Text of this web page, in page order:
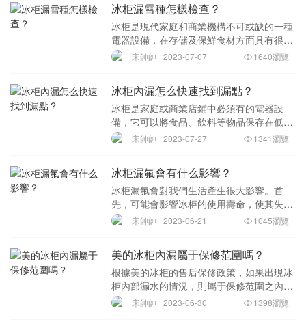
些快速查漏
冰柜漏雪種怎樣檢查？
冰柜是現代家庭和商業機構不可或缺的一種
電器設備，在存儲及保鮮食材方面具有很高
的實用價值。然而，由于長時間的使用和某
發現并解決
宋帥帥 2023-07-07 1640瀏覽
冰柜內漏怎么快速找到漏點？
冰柜是家庭或商業店鋪中必須有的電器設
備，它可以將食品、飲料等物品保存在低溫
狀態下，以保持其新鮮度和美味口感。不
損失。因此，我們
宋帥帥 2023-07-27 1341瀏覽
冰柜漏氟會有什么影響？
冰柜漏氟會對我們生活產生很大影響。首
先，可能會影響冰柜的使用壽命，使其失去
制冷效果，無法保持食品的新鮮度。其次，
時，漏氟還會對
宋帥帥 2023-06-21 1045瀏覽
美的冰柜內漏屬于保修范圍嗎？
根據美的冰柜的售后保修政策，如果出現冰
柜內部漏水的情況，則屬于保修范圍之內。
這是因為在正常使用過程中，如果出現漏水
宋帥帥 2023-06-30 1398瀏覽